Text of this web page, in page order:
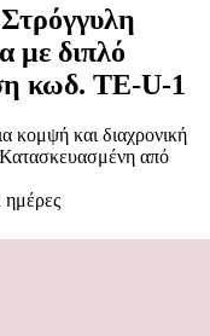
με διπλό
κωδ. TE-U-1
κομψή και διαχρονική
από
ημέρες